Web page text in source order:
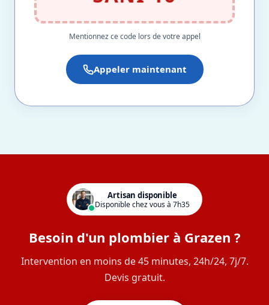
Mentionnez ce code lors de votre appel
Appeler maintenant
Artisan disponible
Disponible chez vous à 7h35
Besoin d'un plombier à Grazen ?
Intervention en moins de 45 minutes, 24h/24, 7j/7.
Devis gratuit.